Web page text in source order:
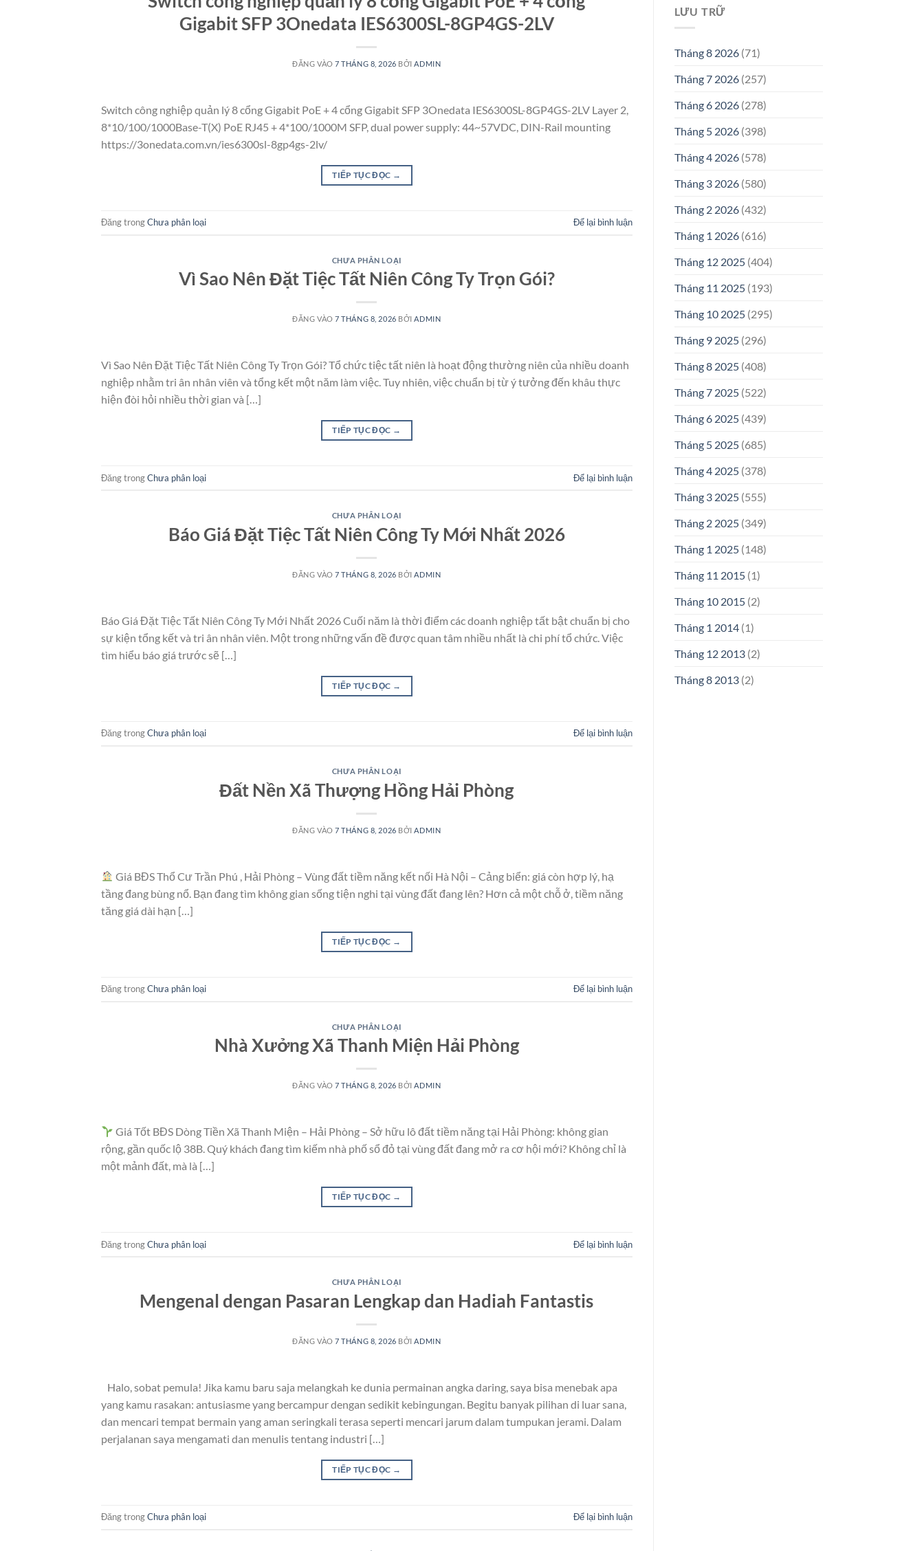
Gigabit SFP 3Onedata IES6300SL-8GP4GS-2LV
ĐĂNG VÀO7 THÁNG 8, 2026 BỞIADMIN
Switch công nghiệp quản lý 8 cổng Gigabit PoE + 4 cổng Gigabit SFP 3Onedata IES6300SL-8GP4GS-2LV Layer 2,
8*10/100/1000Base-T(X) PoE RJ45 + 4*100/1000M SFP, dual power supply: 44~57VDC, DIN-Rail mounting
https://3onedata.com.vn/ies6300sl-8gp4gs-2lv/
TIẾP TỤC ĐỌC →
Đăng trongChưa phân loại Để lại bình luận
CHƯA PHÂN LOẠI
Vì Sao Nên Đặt Tiệc Tất Niên Công Ty Trọn Gói?
ĐĂNG VÀO7 THÁNG 8, 2026 BỞIADMIN
Vì Sao Nên Đặt Tiệc Tất Niên Công Ty Trọn Gói? Tổ chức tiệc tất niên là hoạt động thường niên của nhiều doanh
nghiệp nhằm tri ân nhân viên và tổng kết một năm làm việc. Tuy nhiên, việc chuẩn bị từ ý tưởng đến khâu thực
hiện đòi hỏi nhiều thời gian và […]
TIẾP TỤC ĐỌC →
Đăng trongChưa phân loại Để lại bình luận
CHƯA PHÂN LOẠI
Báo Giá Đặt Tiệc Tất Niên Công Ty Mới Nhất 2026
ĐĂNG VÀO7 THÁNG 8, 2026 BỞIADMIN
Báo Giá Đặt Tiệc Tất Niên Công Ty Mới Nhất 2026 Cuối năm là thời điểm các doanh nghiệp tất bật chuẩn bị cho
sự kiện tổng kết và tri ân nhân viên. Một trong những vấn đề được quan tâm nhiều nhất là chi phí tổ chức. Việc
tìm hiểu báo giá trước sẽ […]
TIẾP TỤC ĐỌC →
Đăng trongChưa phân loại Để lại bình luận
CHƯA PHÂN LOẠI
Đất Nền Xã Thượng Hồng Hải Phòng
ĐĂNG VÀO7 THÁNG 8, 2026 BỞIADMIN
Giá BĐS Thổ Cư Trần Phú , Hải Phòng – Vùng đất tiềm năng kết nối Hà Nội – Cảng biển: giá còn hợp lý, hạ
tầng đang bùng nổ. Bạn đang tìm không gian sống tiện nghi tại vùng đất đang lên? Hơn cả một chỗ ở, tiềm năng
tăng giá dài hạn […]
TIẾP TỤC ĐỌC →
Đăng trongChưa phân loại Để lại bình luận
CHƯA PHÂN LOẠI
Nhà Xưởng Xã Thanh Miện Hải Phòng
ĐĂNG VÀO7 THÁNG 8, 2026 BỞIADMIN
Giá Tốt BĐS Dòng Tiền Xã Thanh Miện – Hải Phòng – Sở hữu lô đất tiềm năng tại Hải Phòng: không gian
rộng, gần quốc lộ 38B. Quý khách đang tìm kiếm nhà phố sổ đỏ tại vùng đất đang mở ra cơ hội mới? Không chỉ là
một mảnh đất, mà là […]
TIẾP TỤC ĐỌC →
Đăng trongChưa phân loại Để lại bình luận
CHƯA PHÂN LOẠI
Mengenal dengan Pasaran Lengkap dan Hadiah Fantastis
ĐĂNG VÀO7 THÁNG 8, 2026 BỞIADMIN
Halo, sobat pemula! Jika kamu baru saja melangkah ke dunia permainan angka daring, saya bisa menebak apa
yang kamu rasakan: antusiasme yang bercampur dengan sedikit kebingungan. Begitu banyak pilihan di luar sana,
dan mencari tempat bermain yang aman seringkali terasa seperti mencari jarum dalam tumpukan jerami. Dalam
perjalanan saya mengamati dan menulis tentang industri […]
TIẾP TỤC ĐỌC →
Đăng trongChưa phân loại Để lại bình luận
LƯU TRỮ
Tháng 8 2026(71)
Tháng 7 2026(257)
Tháng 6 2026(278)
Tháng 5 2026(398)
Tháng 4 2026(578)
Tháng 3 2026(580)
Tháng 2 2026(432)
Tháng 1 2026(616)
Tháng 12 2025(404)
Tháng 11 2025(193)
Tháng 10 2025(295)
Tháng 9 2025(296)
Tháng 8 2025(408)
Tháng 7 2025(522)
Tháng 6 2025(439)
Tháng 5 2025(685)
Tháng 4 2025(378)
Tháng 3 2025(555)
Tháng 2 2025(349)
Tháng 1 2025(148)
Tháng 11 2015(1)
Tháng 10 2015(2)
Tháng 1 2014(1)
Tháng 12 2013(2)
Tháng 8 2013(2)